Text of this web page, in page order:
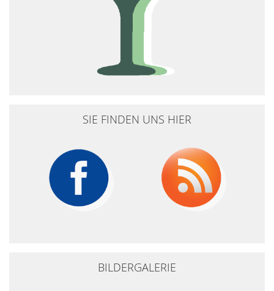
SIE FINDEN UNS HIER
BILDERGALERIE